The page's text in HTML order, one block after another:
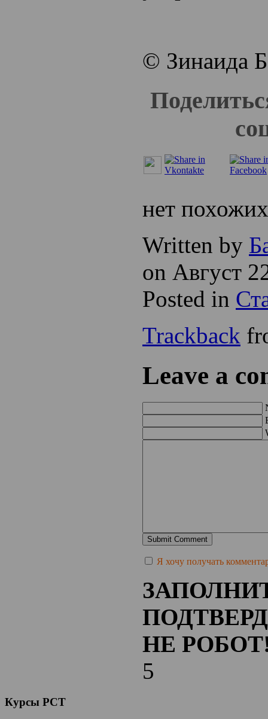
© Зинаида
нет
Written by
on Август
Posted in
Trackback
Leave a
Я хочу получать
НЕ
5
Курсы РСТ